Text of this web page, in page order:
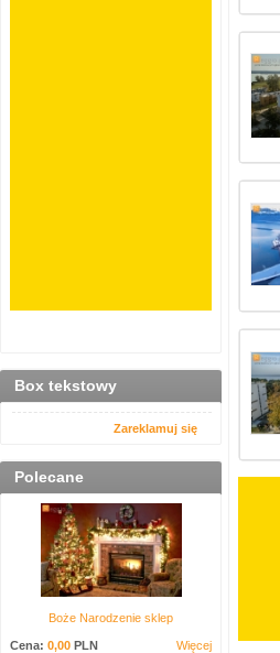
Box tekstowy
Zareklamuj się
Polecane
Boże Narodzenie sklep
Cena: 0,00 PLN Więcej